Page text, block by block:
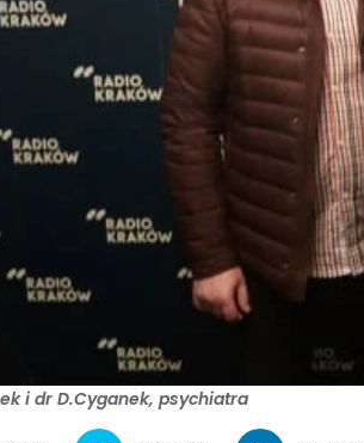
i dr D.Cyganek, psychiatra